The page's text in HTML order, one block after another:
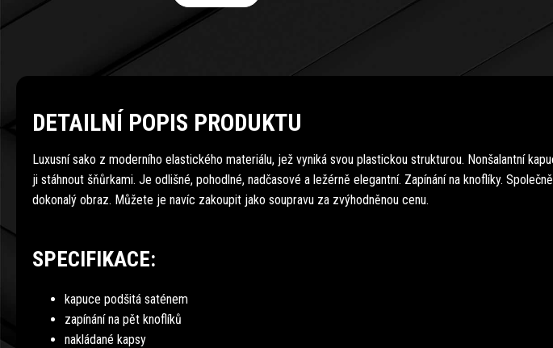
DETAILNÍ POPIS PRODUKTU
Luxusní sako z moderního elastického materiálu, jež vyniká svou plastickou strukturou. Nonšalantní
ji stáhnout šňůrkami. Je odlišné, pohodlné, nadčasové a ležérně elegantní. Zapínání na knoflíky.
dokonalý obraz. Můžete je navíc zakoupit jako soupravu za zvýhodněnou cenu.
SPECIFIKACE:
kapuce podšitá saténem
zapínání na pět knoflíků
nakládané kapsy